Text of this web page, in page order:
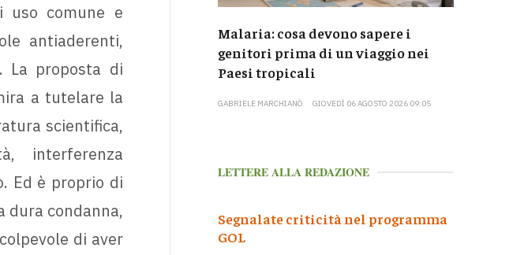
uso comune e
antiaderenti,
La proposta di
a tutelare la
scientifica,
interferenza
Ed è proprio di
dura condanna,
di aver
Malaria: cosa devono sapere i
genitori prima di un viaggio nei
Paesi tropicali
GABRIELE MARCHIANÒ GIOVEDÌ 06 AGOSTO 2026 09:05
LETTERE ALLA REDAZIONE
Segnalate criticità nel programma
GOL